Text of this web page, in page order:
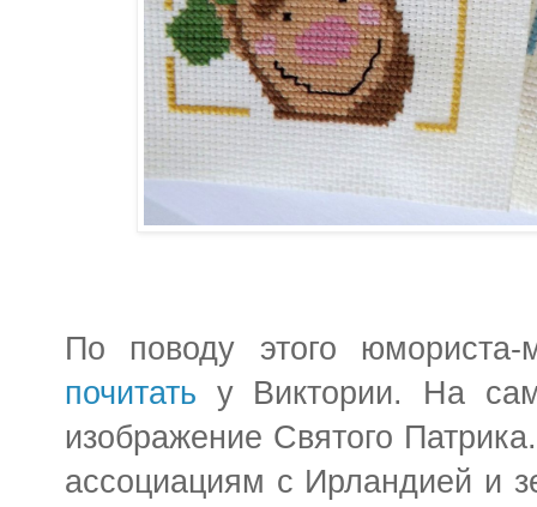
По поводу этого
почитать у Виктории. На
изображение Святого
ассоциациям с Ирландией и